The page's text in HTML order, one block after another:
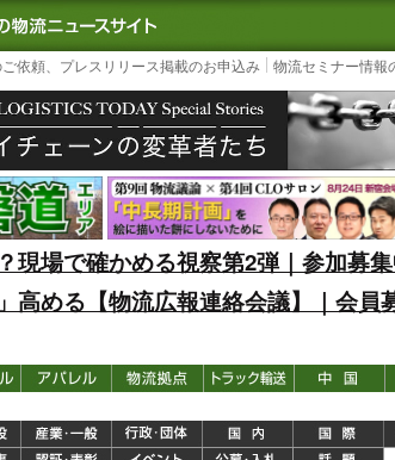
TODAY｜国内最大の物流ニュースサイト
3PL, SCMな
依頼、プレスリリース掲載のお申込み 物流セミナー情報
現場で確かめる視察第2弾｜参加募
高める【物流広報連絡会議】｜会員